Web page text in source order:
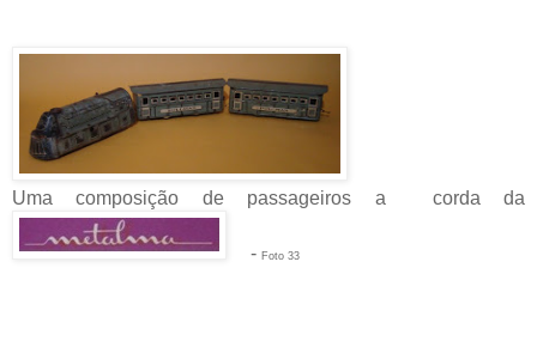
Uma composição de passageiros a corda da
- Foto 33